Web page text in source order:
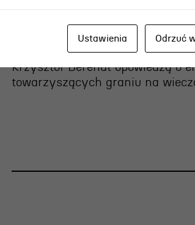
2026-08-03 [pon]
6 sierpnia o g. 15.00 Weronika
Krzysztof Berendt opowiedzą o
towarzyszących graniu na
Ustawienia Odrzuć